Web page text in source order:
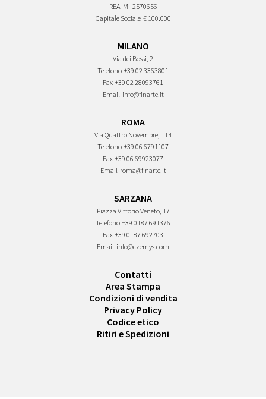
REA MI-2570656
Capitale Sociale € 100.000
MILANO
Via dei Bossi, 2
Telefono +39 02 3363801
Fax +39 02 28093761
Email info@finarte.it
ROMA
Via Quattro Novembre, 114
Telefono +39 06 6791107
Fax +39 06 69923077
Email roma@finarte.it
SARZANA
Piazza Vittorio Veneto, 17
Telefono +39 0187 691376
Fax +39 0187 692703
Email info@czernys.com
Contatti
Area Stampa
Condizioni di vendita
Privacy Policy
Codice etico
Ritiri e Spedizioni